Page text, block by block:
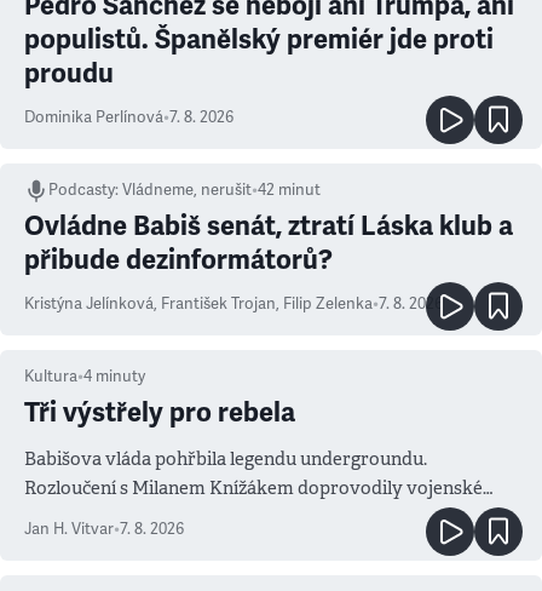
populistů. Španělský premiér jde proti
proudu
Dominika Perlínová•7. 8. 2026
Podcasty:Vládneme, nerušit•42 minut
Ovládne Babiš senát, ztratí Láska klub a
přibude dezinformátorů?
Kristýna Jelínková, František Trojan, Filip Zelenka•7. 8. 2026
Kultura•4 minuty
Tři výstřely pro rebela
Babišova vláda pohřbila legendu undergroundu.
Rozloučení s Milanem Knížákem doprovodily vojenské
salvy i kritika pokrokářů
Jan H. Vitvar•7. 8. 2026